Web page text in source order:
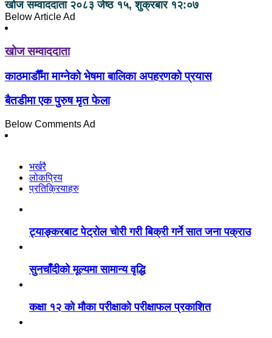
खोज सम्वाददाता २०८३ जेष्ठ १५, शुक्रबार १२:०७
Below Article Ad
खोज सम्वाददाता
काठमाडौँमा माग्नेको भेषमा बालिका अपहरणको प्रयास
बैतडीमा एक पुरुष मृत फेला
Below Comments Ad
भर्खरै
लोकप्रिय
प्रतिक्रियाहरु
ट्याङ्करबाट पेट्रोल चोरी गरी बिक्री गर्ने सात जना पक्राउ
सुनचाँदीको मूल्यमा सामान्य वृद्धि
कक्षा १२ को मौका परीक्षाको परीक्षाफल प्रकाशित